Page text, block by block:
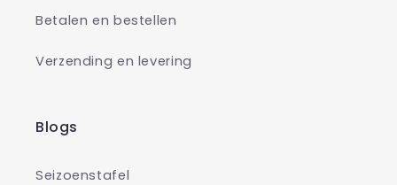
Betalen en bestellen
Verzending en levering
Blogs
Seizoenstafel